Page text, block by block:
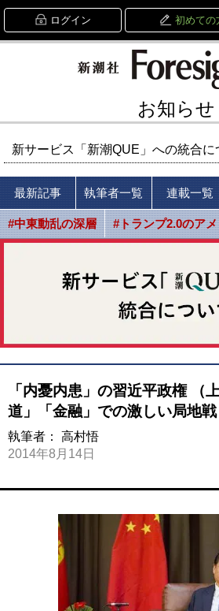
ログイン 初めての
お知らせ
新サービス「新潮QUE」への統合に
最新記事 執筆者一覧 連載一覧
#中東動乱の深層 #トランプ2.0のア
「内憂内患」の習近平政権 （
道」「金融」での激しい局地戦
執筆者： 高村悟
2014年8月14日